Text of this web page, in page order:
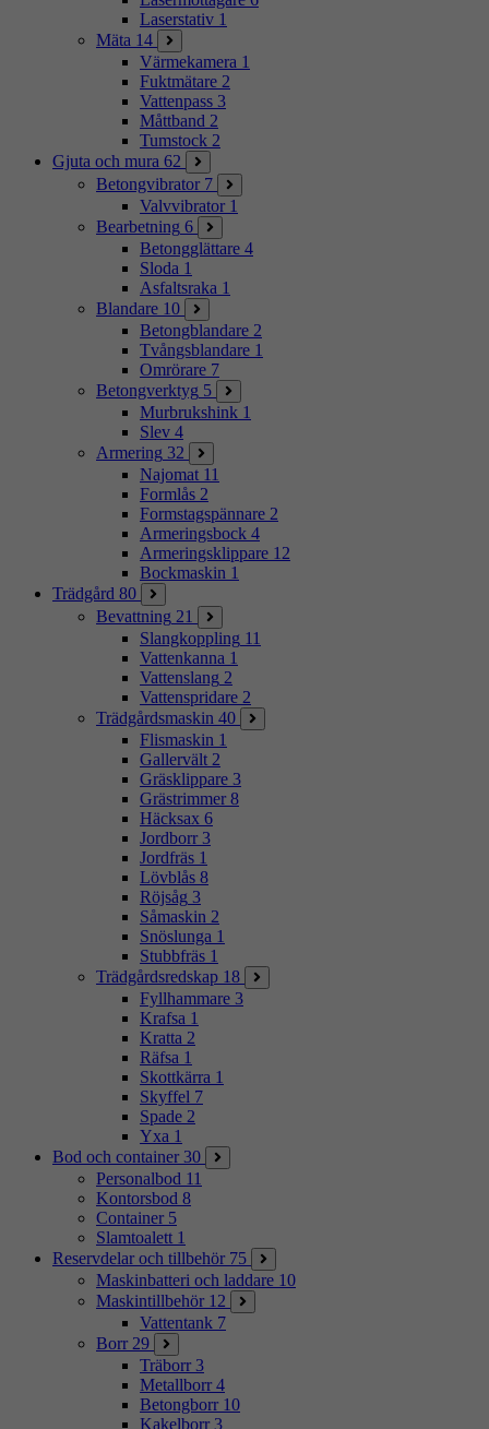
Laserstativ 1
Mäta 14
Värmekamera 1
Fuktmätare 2
Vattenpass 3
Måttband 2
Tumstock 2
Gjuta och mura 62
Betongvibrator 7
Valvvibrator 1
Bearbetning 6
Betongglättare 4
Sloda 1
Asfaltsraka 1
Blandare 10
Betongblandare 2
Tvångsblandare 1
Omrörare 7
Betongverktyg 5
Murbrukshink 1
Slev 4
Armering 32
Najomat 11
Formlås 2
Formstagspännare 2
Armeringsbock 4
Armeringsklippare 12
Bockmaskin 1
Trädgård 80
Bevattning 21
Slangkoppling 11
Vattenkanna 1
Vattenslang 2
Vattenspridare 2
Trädgårdsmaskin 40
Flismaskin 1
Gallervält 2
Gräsklippare 3
Grästrimmer 8
Häcksax 6
Jordborr 3
Jordfräs 1
Lövblås 8
Röjsåg 3
Såmaskin 2
Snöslunga 1
Stubbfräs 1
Trädgårdsredskap 18
Fyllhammare 3
Krafsa 1
Kratta 2
Räfsa 1
Skottkärra 1
Skyffel 7
Spade 2
Yxa 1
Bod och container 30
Personalbod 11
Kontorsbod 8
Container 5
Slamtoalett 1
Reservdelar och tillbehör 75
Maskinbatteri och laddare 10
Maskintillbehör 12
Vattentank 7
Borr 29
Träborr 3
Metallborr 4
Betongborr 10
Kakelborr 3